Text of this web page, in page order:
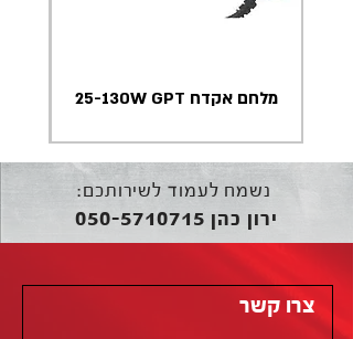
מלחם אקדח 25-130W GPT
נשמח לעמוד לשירותכם:
ירון כהן 050-5710715
צרו קשר